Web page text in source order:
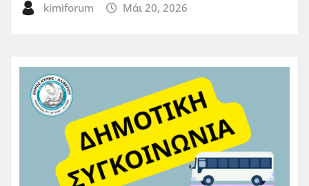
kimiforum Μάι 20, 2026